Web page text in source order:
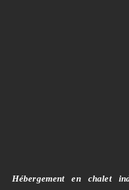
Hébergement en chalet